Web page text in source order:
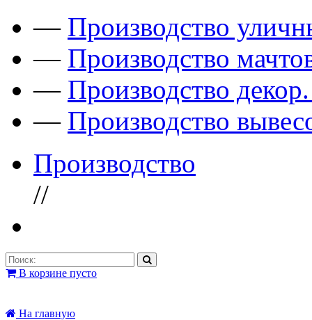
— Производство
— Производство
— Производство
— Производство
Производство
//
В корзине пусто
На главную